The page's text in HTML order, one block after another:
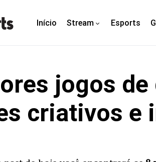
Início Stream Esports
jogos
criativos e